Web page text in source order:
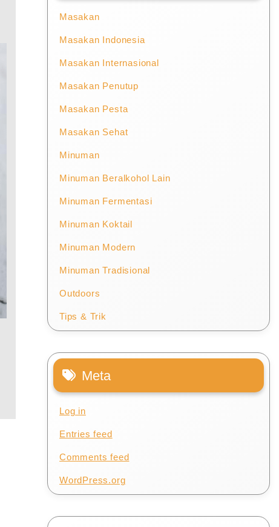
Masakan
Masakan Indonesia
Masakan Internasional
Masakan Penutup
Masakan Pesta
Masakan Sehat
Minuman
Minuman Beralkohol Lain
Minuman Fermentasi
Minuman Koktail
Minuman Modern
Minuman Tradisional
Outdoors
Tips & Trik
Meta
Log in
Entries feed
Comments feed
WordPress.org